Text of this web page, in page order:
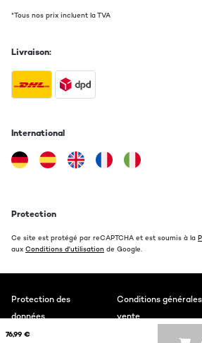
76,99 €
*Tous nos prix incluent la TVA
Livraison:
International
Protection
Ce site est protégé par reCAPTCHA et est soumis à la
aux Conditions d'utilisation de Google.
Protection des
données
Conditions
vente